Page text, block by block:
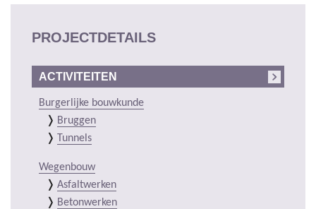
PROJECTDETAILS
ACTIVITEITEN
Burgerlijke bouwkunde
Bruggen
Tunnels
Wegenbouw
Asfaltwerken
Betonwerken